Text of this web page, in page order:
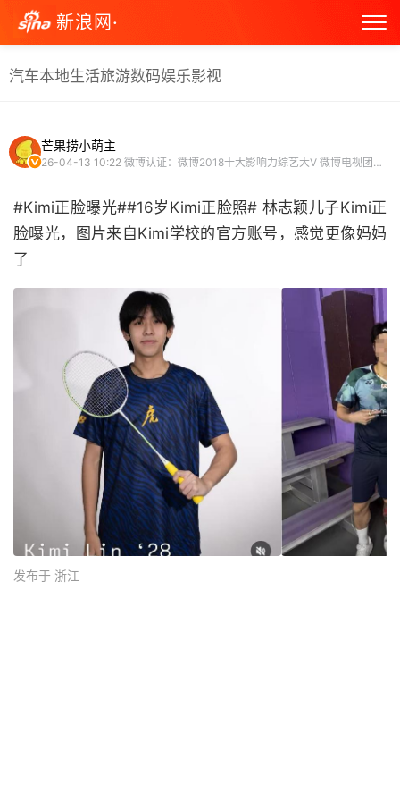
新浪网·
汽车本地生活旅游数码娱乐影视
芒果捞小萌主
26-04-13 10:22 微博认证：微博2018十大影响力综艺大V 微博电视团成员 娱乐博主
#Kimi正脸曝光##16岁Kimi正脸照# 林志颖儿子Kimi正
脸曝光，图片来自Kimi学校的官方账号，感觉更像妈妈
了 ​
发布于 浙江